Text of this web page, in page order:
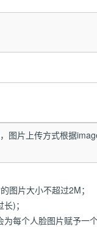
图片上传方式根据
图片大小不超过2M；
)；
每个人脸图片赋予一